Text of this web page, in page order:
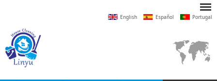
English Español Portugal